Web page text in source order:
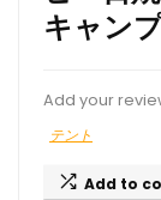
キャン
Add your
テント
Add to